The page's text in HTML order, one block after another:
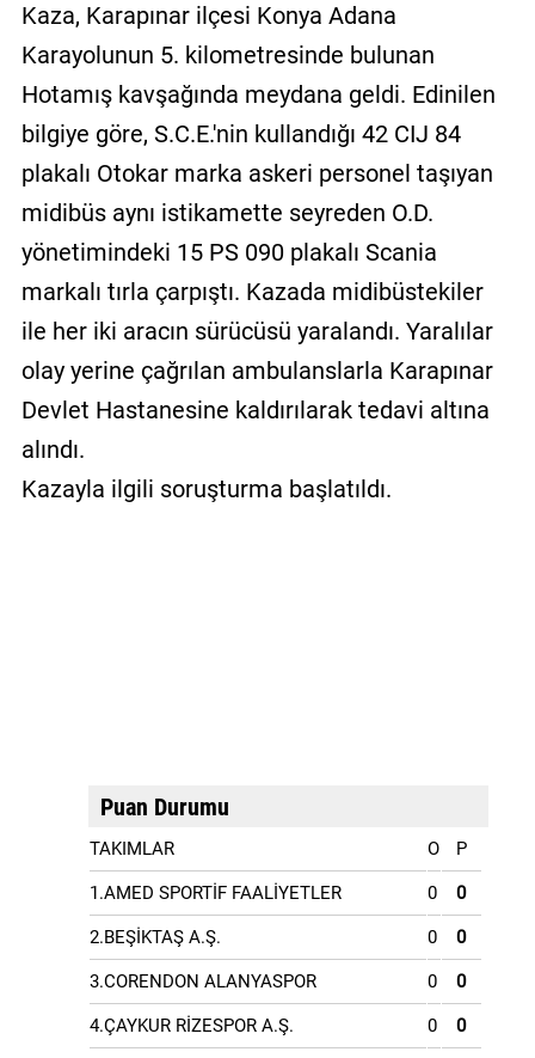
Sözleşmesi
Kaza, Karapınar ilçesi Konya Adana
Karayolunun 5. kilometresinde bulunan
Hotamış kavşağında meydana geldi. Edinilen
bilgiye göre, S.C.E.'nin kullandığı 42 CIJ 84
plakalı Otokar marka askeri personel taşıyan
midibüs aynı istikamette seyreden O.D.
yönetimindeki 15 PS 090 plakalı Scania
markalı tırla çarpıştı. Kazada midibüstekiler
ile her iki aracın sürücüsü yaralandı. Yaralılar
olay yerine çağrılan ambulanslarla Karapınar
Devlet Hastanesine kaldırılarak tedavi altına
alındı.
Kazayla ilgili soruşturma başlatıldı.
Puan Durumu
TAKIMLAR O P
1.AMED SPORTİF FAALİYETLER 0 0
2.BEŞİKTAŞ A.Ş. 0 0
3.CORENDON ALANYASPOR 0 0
4.ÇAYKUR RİZESPOR A.Ş. 0 0